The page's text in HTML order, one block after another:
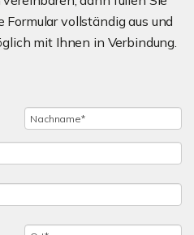
vollständig aus und
mit Ihnen in Verbindung.